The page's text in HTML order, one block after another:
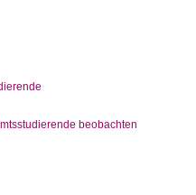
beobachten